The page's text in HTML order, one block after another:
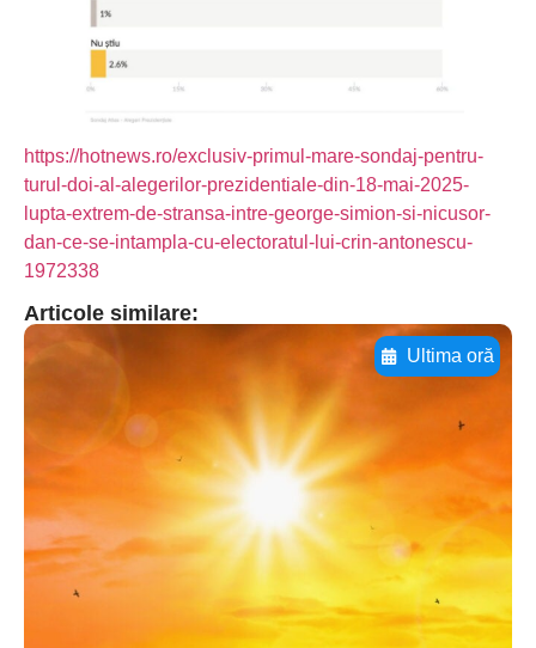
https://hotnews.ro/exclusiv-primul-mare-sondaj-pentru-
turul-doi-al-alegerilor-prezidentiale-din-18-mai-2025-
lupta-extrem-de-stransa-intre-george-simion-si-nicusor-
dan-ce-se-intampla-cu-electoratul-lui-crin-antonescu-
1972338
Articole similare:
Ultima oră
Adaugă aici textul pentru
subtitluAdaugă aici
textul pentru
subtitluAdaugă aici
textul pentru
subtitluAdaugă aici
textul pentru subti